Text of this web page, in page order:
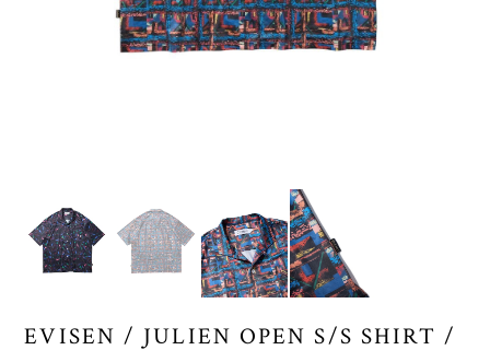
EVISEN / JULIEN OPEN S/S SHIRT /